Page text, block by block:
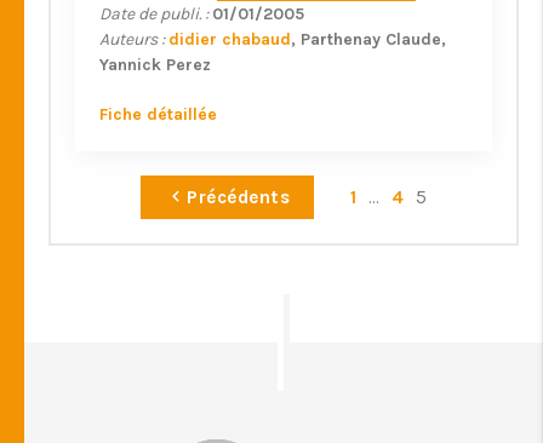
Date de publi. : 01/01/2005
Auteurs : didier chabaud Parthenay Claude
Yannick Perez
Fiche détaillée
Précédents 1 ... 4 5